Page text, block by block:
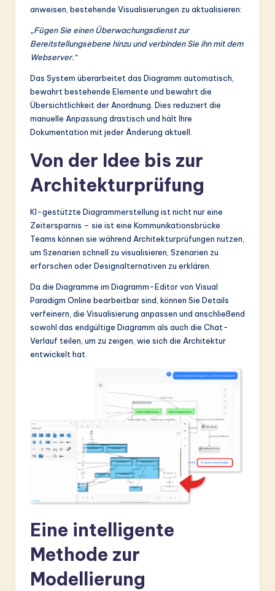
anweisen, bestehende Visualisierungen zu aktualisieren:
„Fügen Sie einen Überwachungsdienst zur
Bereitstellungsebene hinzu und verbinden Sie ihn mit dem
Webserver.“
Das System überarbeitet das Diagramm automatisch,
bewahrt bestehende Elemente und bewahrt die
Übersichtlichkeit der Anordnung. Dies reduziert die
manuelle Anpassung drastisch und hält Ihre
Dokumentation mit jeder Änderung aktuell.
Von der Idee bis zur
Architekturprüfung
KI-gestützte Diagrammerstellung ist nicht nur eine
Zeitersparnis – sie ist eine Kommunikationsbrücke.
Teams können sie während Architekturprüfungen nutzen,
um Szenarien schnell zu visualisieren, Szenarien zu
erforschen oder Designalternativen zu erklären.
Da die Diagramme im Diagramm-Editor von Visual
Paradigm Online bearbeitbar sind, können Sie Details
verfeinern, die Visualisierung anpassen und anschließend
sowohl das endgültige Diagramm als auch die Chat-
Verlauf teilen, um zu zeigen, wie sich die Architektur
entwickelt hat.
Eine intelligente
Methode zur
Modellierung